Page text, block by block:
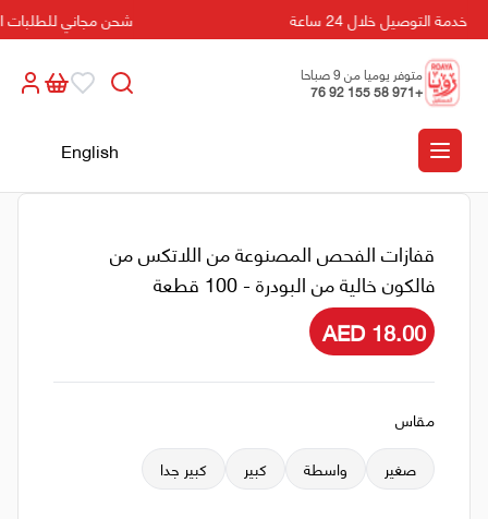
خدمة التوصيل خلال 24 ساعة شحن مجاني للطلبات التي
متوفر يوميا من 9 صباحا
الى 5 مسائا
+971 58 155 92 76
English
قفازات الفحص المصنوعة من اللاتكس من
فالكون خالية من البودرة - 100 قطعة
AED 18.00
مقاس
صغير
واسطة كبير كبير جدا